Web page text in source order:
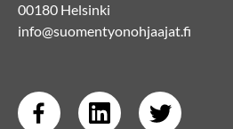
00180 Helsinki
info@suomentyonohjaajat.fi